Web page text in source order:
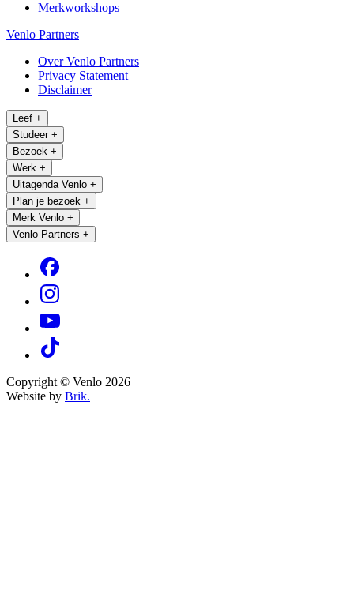
Merkworkshops
Venlo Partners
Over Venlo Partners
Privacy Statement
Disclaimer
Leef +
Studeer +
Bezoek +
Werk +
Uitagenda Venlo +
Plan je bezoek +
Merk Venlo +
Venlo Partners +
Copyright © Venlo 2026
Website by Brik.